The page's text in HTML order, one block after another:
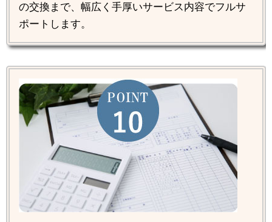
の交換まで、幅広く手厚いサービス内容でフルサ
ポートします。